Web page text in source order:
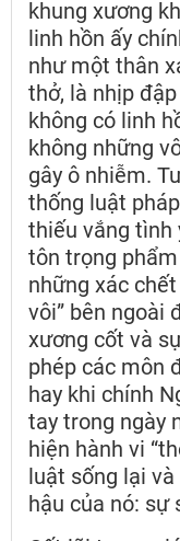
khung xương
linh hồn ấy
như một thân
thở, là nhịp
không có linh
không những
gây ô nhiễm.
thống luật
thiếu vắng tình
tôn trọng
những xác
vôi” bên ngoài
xương cốt và
phép các môn
hay khi chính
tay trong ngày
hiện hành vi
luật sống lại
hậu của nó: sự